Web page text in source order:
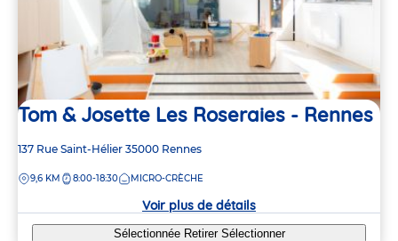
Tom & Josette Les Roseraies - Rennes
Adresse
la
137 Rue Saint-Hélier 35000 Rennes
DISTANCE
9,6 KM 8:00-18:30 MICRO-CRÈCHE
Voir plus de détails
Sélectionnée Retirer Sélectionner